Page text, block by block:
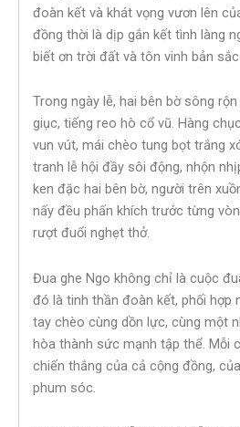
đoàn kết và khát vọng vươn lên
đồng thời là dịp gắn kết tình làng
biết ơn trời đất và tôn vinh bản
Trong ngày lễ, hai bên bờ sông
giục, tiếng reo hò cổ vũ. Hàng
vun vút, mái chèo tung bọt trắng
tranh lễ hội đầy sôi động, nhộn
ken đặc hai bên bờ, người trên
nấy đều phấn khích trước từng
rượt đuổi nghẹt thở.
Đua ghe Ngo không chỉ là cuộc
đó là tinh thần đoàn kết, phối hợp
tay chèo cùng dồn lực, cùng một
hòa thành sức mạnh tập thể. Mỗi
chiến thắng của cả cộng đồng,
phum sóc.